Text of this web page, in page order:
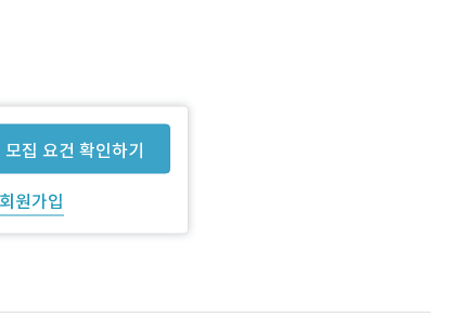
집 요건 확인하기
회원가입